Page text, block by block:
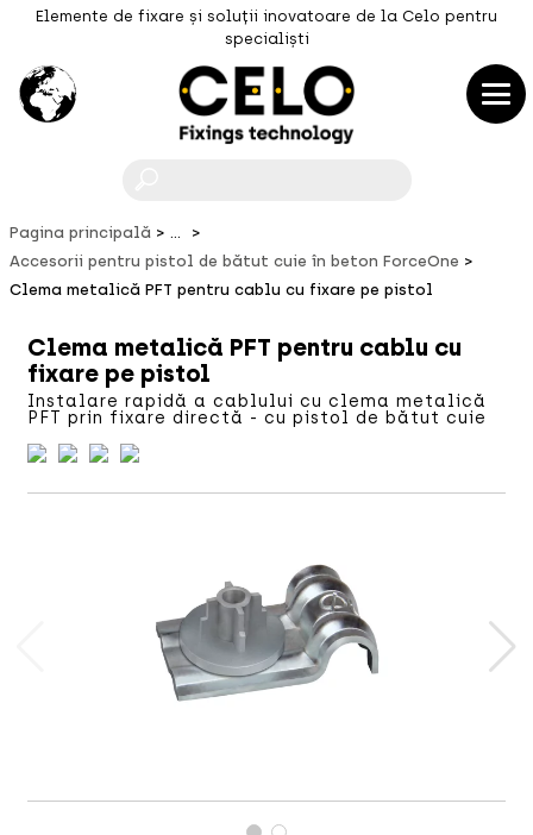
Elemente de fixare și soluții inovatoare de la Celo pentru
specialiști
Pagina principală
...
Accesorii pentru pistol de bătut cuie în beton ForceOne
Clema metalică PFT pentru cablu cu fixare pe pistol
Clema metalică PFT pentru cablu cu
fixare pe pistol
Instalare rapidă a cablului cu clema metalică
PFT prin fixare directă - cu pistol de bătut cuie